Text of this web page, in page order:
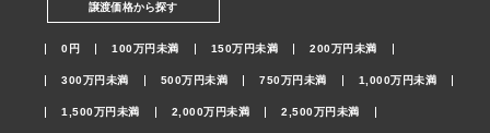
譲渡価格から探す
0円 100万円未満 150万円未満 200万円未満
300万円未満 500万円未満 750万円未満 1,000万円未満
1,500万円未満 2,000万円未満 2,500万円未満